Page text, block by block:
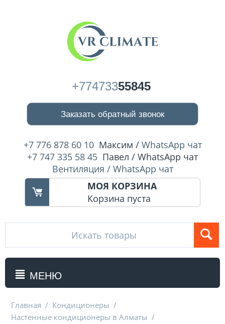
+77473355845
Заказать обратный звонок
+7 776 878 60 10 Максим / WhatsApp чат
+7 747 335 58 45 Павел / WhatsApp чат
Вентиляция / WhatsApp чат
МОЯ КОРЗИНА
Корзина пуста
МЕНЮ
Главная / Кондиционеры /
Настенные кондиционеры в Алматы /